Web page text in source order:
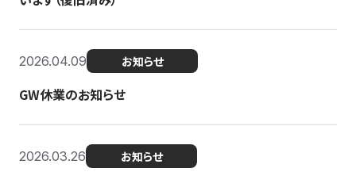
2026.04.09 お知らせ
GW休業のお知らせ
2026.03.26 お知らせ